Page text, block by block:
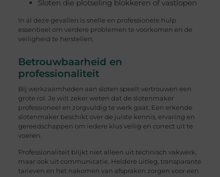
Sloten die plotseling blokkeren of vastlopen
In al deze gevallen is snelle en professionele hulp
essentieel om verdere problemen te voorkomen en de
veiligheid te herstellen.
Betrouwbaarheid en
professionaliteit
Bij werkzaamheden aan sloten speelt vertrouwen een
grote rol. Je wilt zeker weten dat de slotenmaker
professioneel en zorgvuldig te werk gaat. Een erkende
slotenmaker beschikt over de juiste kennis, ervaring en
gereedschappen om iedere klus veilig en correct uit te
voeren.
Professionaliteit blijkt niet alleen uit technisch vakwerk,
maar ook uit communicatie. Heldere uitleg, transparante
tarieven en het nakomen van afspraken zorgen voor een